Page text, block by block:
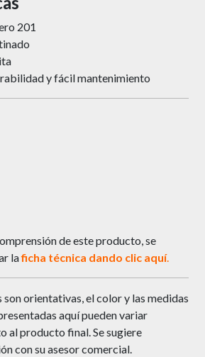
201
y fácil mantenimiento
de este producto, se
laficha técnica dando clic aquí.
son orientativas, el color y las medidas
aquí pueden variar
al producto final. Se sugiere
con su asesor comercial.